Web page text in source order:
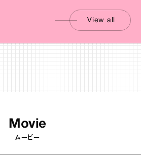
View all
Movie
ムービー